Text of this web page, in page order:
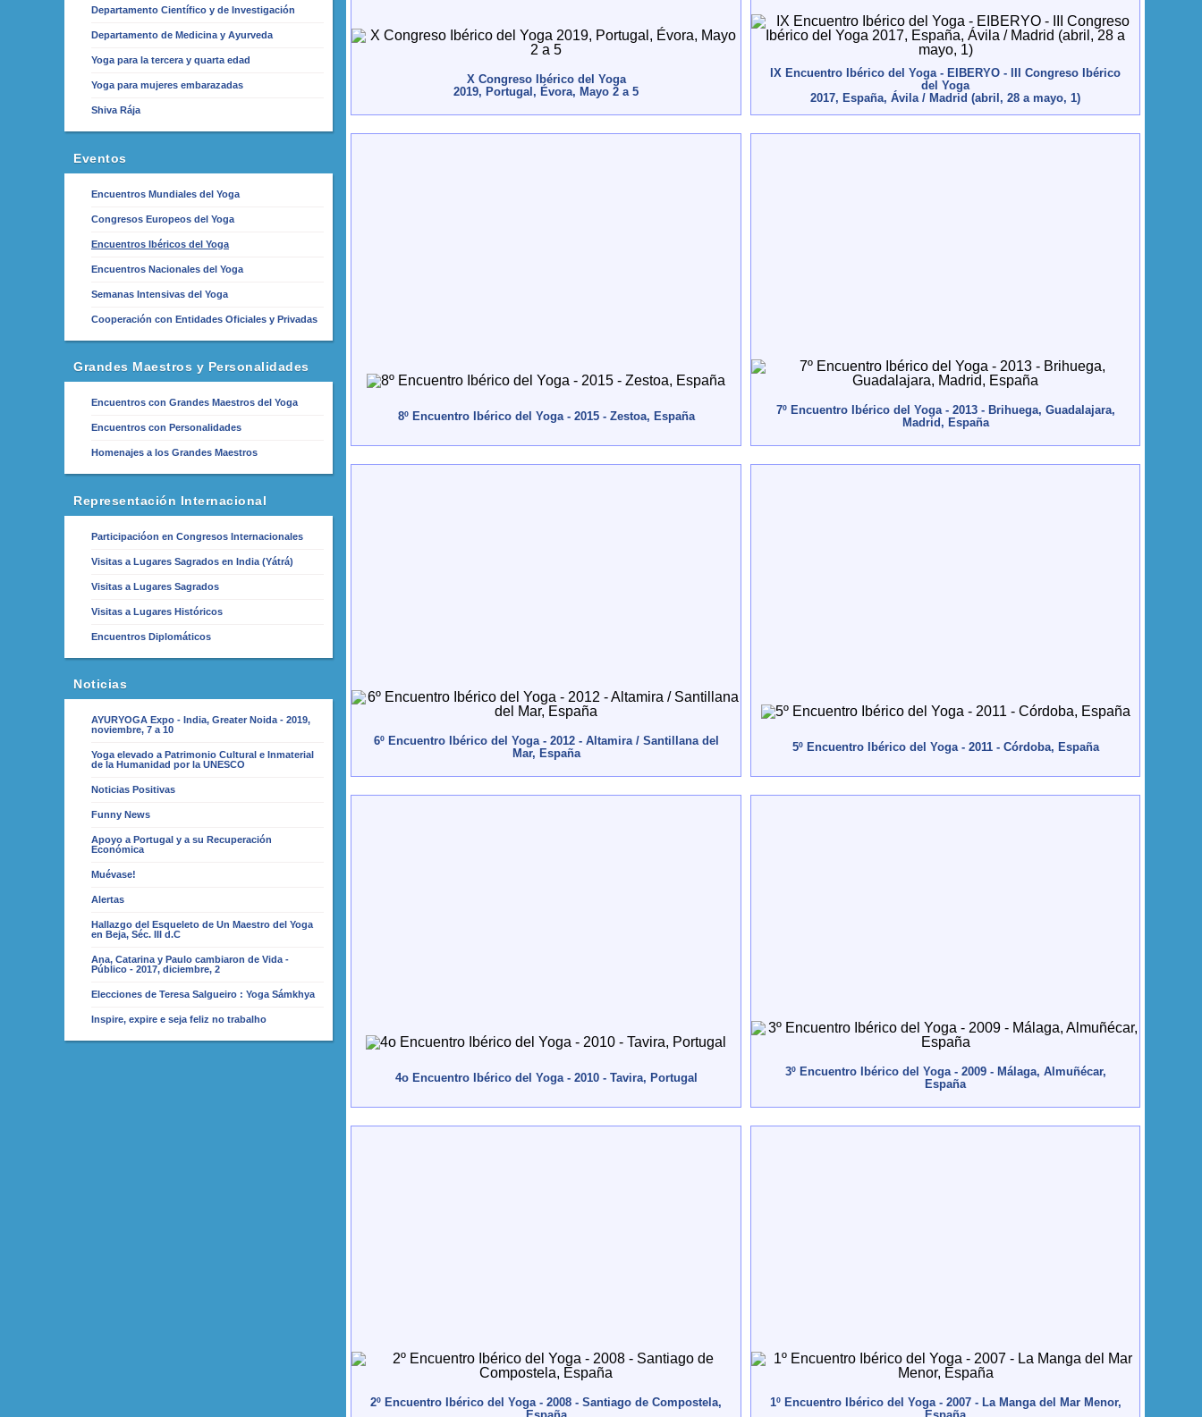
Departamento Científico y de Investigación
Departamento de Medicina y Ayurveda
Yoga para la tercera y quarta edad
Yoga para mujeres embarazadas
Shiva Rája
Eventos
Encuentros Mundiales del Yoga
Congresos Europeos del Yoga
Encuentros Ibéricos del Yoga
Encuentros Nacionales del Yoga
Semanas Intensivas del Yoga
Cooperación con Entidades Oficiales y Privadas
Grandes Maestros y Personalidades
Encuentros con Grandes Maestros del Yoga
Encuentros con Personalidades
Homenajes a los Grandes Maestros
Representación Internacional
Participacióon en Congresos Internacionales
Visitas a Lugares Sagrados en India (Yátrá)
Visitas a Lugares Sagrados
Visitas a Lugares Históricos
Encuentros Diplomáticos
Noticias
AYURYOGA Expo - India, Greater Noida - 2019,
noviembre, 7 a 10
Yoga elevado a Patrimonio Cultural e Inmaterial
de la Humanidad por la UNESCO
Noticias Positivas
Funny News
Apoyo a Portugal y a su Recuperación
Económica
Muévase!
Alertas
Hallazgo del Esqueleto de Un Maestro del Yoga
en Beja, Séc. III d.C
Ana, Catarina y Paulo cambiaron de Vida -
Público - 2017, diciembre, 2
Elecciones de Teresa Salgueiro : Yoga Sámkhya
Inspire, expire e seja feliz no trabalho
X Congreso Ibérico del Yoga
2019, Portugal, Évora, Mayo 2 a 5
IX Encuentro Ibérico del Yoga - EIBERYO - III Congreso Ibérico
del Yoga
2017, España, Ávila / Madrid (abril, 28 a mayo, 1)
8º Encuentro Ibérico del Yoga - 2015 - Zestoa, España
7º Encuentro Ibérico del Yoga - 2013 - Brihuega, Guadalajara,
Madrid, España
6º Encuentro Ibérico del Yoga - 2012 - Altamira / Santillana del
Mar, España
5º Encuentro Ibérico del Yoga - 2011 - Córdoba, España
4o Encuentro Ibérico del Yoga - 2010 - Tavira, Portugal
3º Encuentro Ibérico del Yoga - 2009 - Málaga, Almuñécar,
España
2º Encuentro Ibérico del Yoga - 2008 - Santiago de Compostela,
1º Encuentro Ibérico del Yoga - 2007 - La Manga del Mar Menor,